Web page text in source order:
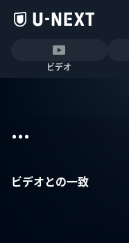
ビデオ
...
ビデオとの一致